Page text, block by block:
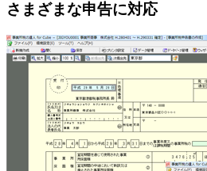
さまざまな申告に対応